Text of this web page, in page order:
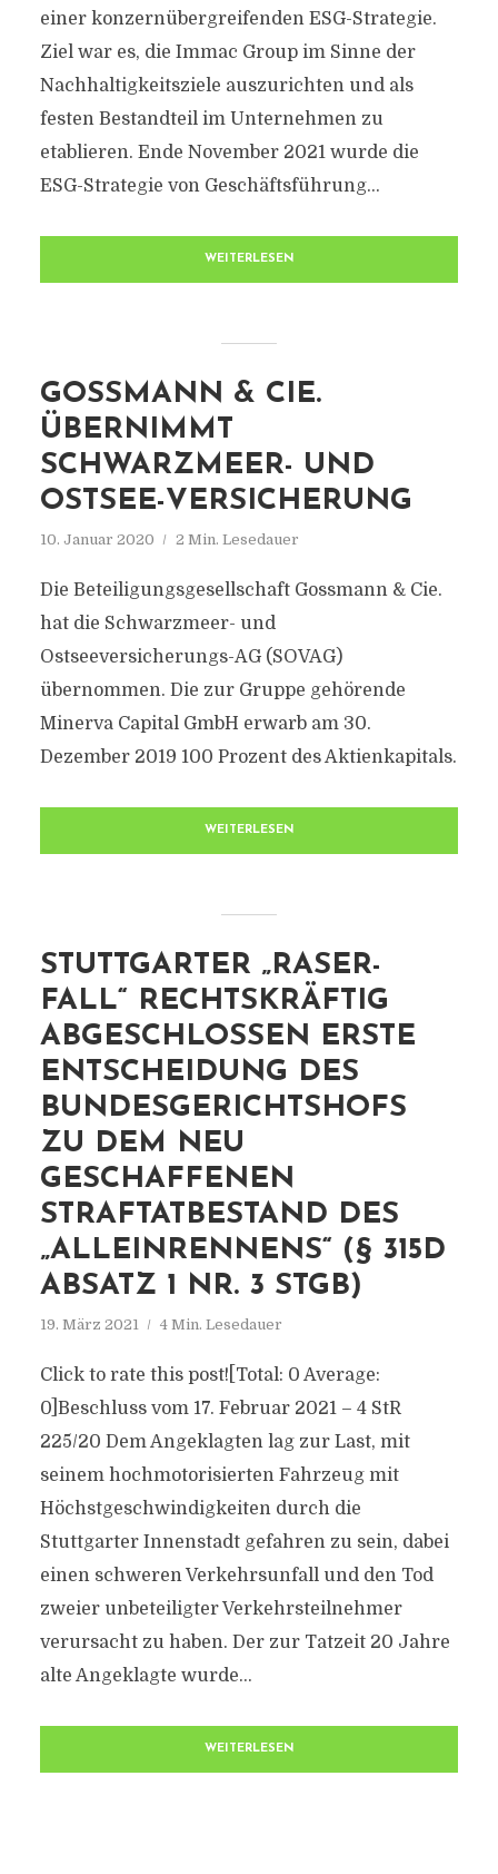
einer konzernübergreifenden ESG-Strategie.
Ziel war es, die Immac Group im Sinne der
Nachhaltigkeitsziele auszurichten und als
festen Bestandteil im Unternehmen zu
etablieren. Ende November 2021 wurde die
ESG-Strategie von Geschäftsführung...
WEITERLESEN
GOSSMANN & CIE.
ÜBERNIMMT
SCHWARZMEER- UND
OSTSEE-VERSICHERUNG
10. Januar 2020 2 Min. Lesedauer
Die Beteiligungsgesellschaft Gossmann & Cie.
hat die Schwarzmeer- und
Ostseeversicherungs-AG (SOVAG)
übernommen. Die zur Gruppe gehörende
Minerva Capital GmbH erwarb am 30.
Dezember 2019 100 Prozent des Aktienkapitals.
WEITERLESEN
STUTTGARTER „RASER-
FALL“ RECHTSKRÄFTIG
ABGESCHLOSSEN ERSTE
ENTSCHEIDUNG DES
BUNDESGERICHTSHOFS
ZU DEM NEU
GESCHAFFENEN
STRAFTATBESTAND DES
„ALLEINRENNENS“ (§ 315D
ABSATZ 1 NR. 3 STGB)
19. März 2021 4 Min. Lesedauer
Click to rate this post![Total: 0 Average:
0]Beschluss vom 17. Februar 2021 – 4 StR
225/20 Dem Angeklagten lag zur Last, mit
seinem hochmotorisierten Fahrzeug mit
Höchstgeschwindigkeiten durch die
Stuttgarter Innenstadt gefahren zu sein, dabei
einen schweren Verkehrsunfall und den Tod
zweier unbeteiligter Verkehrsteilnehmer
verursacht zu haben. Der zur Tatzeit 20 Jahre
alte Angeklagte wurde...
WEITERLESEN